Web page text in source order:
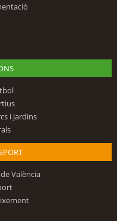
i jardins
València